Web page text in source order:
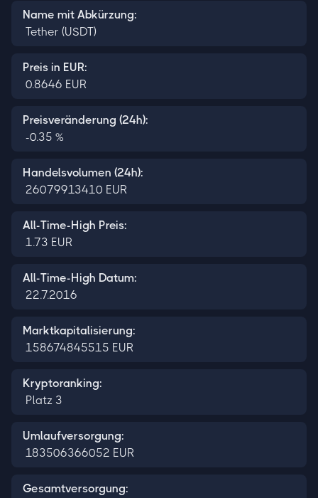
Name mit Abkürzung:
Tether (USDT)
Preis in EUR:
0.8646 EUR
Preisveränderung (24h):
-0.35 %
Handelsvolumen (24h):
26079913410 EUR
All-Time-High Preis:
1.73 EUR
All-Time-High Datum:
22.7.2016
Marktkapitalisierung:
158674845515 EUR
Kryptoranking:
Platz 3
Umlaufversorgung:
183506366052 EUR
Gesamtversorgung: